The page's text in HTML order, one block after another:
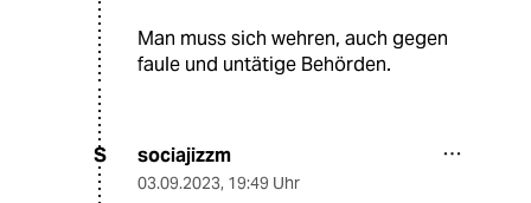
Man muss sich wehren, auch gegen
faule und untätige Behörden.
S sociajizzm
03.09.2023, 19:49 Uhr